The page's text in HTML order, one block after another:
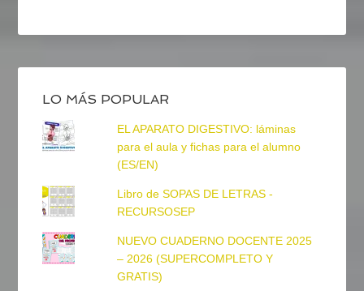
LO MÁS POPULAR
EL APARATO DIGESTIVO: láminas
para el aula y fichas para el alumno
(ES/EN)
Libro de SOPAS DE LETRAS -
RECURSOSEP
NUEVO CUADERNO DOCENTE 2025
– 2026 (SUPERCOMPLETO Y
GRATIS)